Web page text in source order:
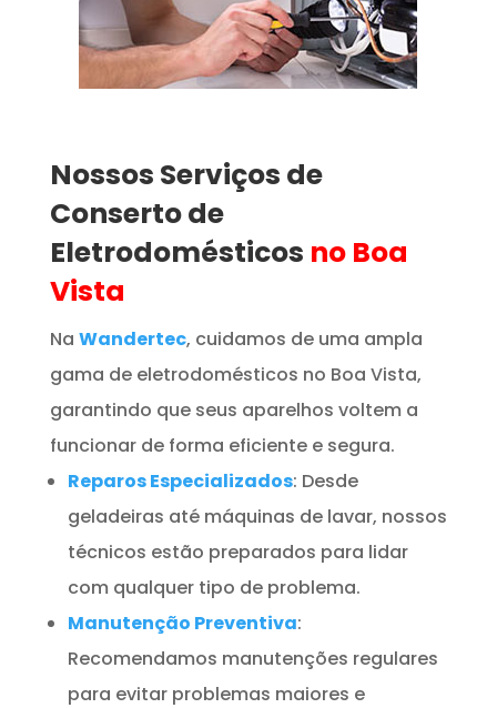
Nossos Serviços de
Conserto de
Eletrodomésticos no Boa
Vista
Na Wandertec, cuidamos de uma ampla
gama de eletrodomésticos no Boa Vista,
garantindo que seus aparelhos voltem a
funcionar de forma eficiente e segura.
Reparos Especializados: Desde
geladeiras até máquinas de lavar, nossos
técnicos estão preparados para lidar
com qualquer tipo de problema.
Manutenção Preventiva:
Recomendamos manutenções regulares
para evitar problemas maiores e